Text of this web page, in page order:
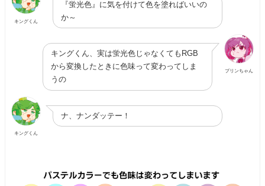
キングくん
『蛍光色』に気を付けて色を塗ればいいの
か～
プリンちゃん
キングくん、実は蛍光色じゃなくてもRGB
から変換したときに色味って変わってしま
うの
キングくん
ナ、ナンダッテー！